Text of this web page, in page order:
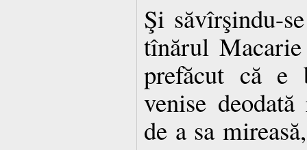
Şi săvîrşindu-
tînărul
prefăcut că
venise
de a sa